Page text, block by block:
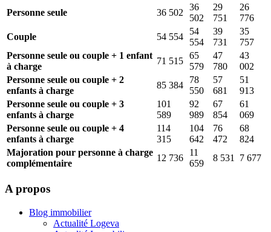
Personne seule
36 502
36
502
29
751
26
776
Couple
54 554
54
554
39
731
35
757
Personne seule ou couple + 1 enfant
à charge
71 515
65
579
47
780
43
002
Personne seule ou couple + 2
enfants à charge
85 384
78
550
57
681
51
913
Personne seule ou couple + 3
enfants à charge
101
589
92
989
67
854
61
069
Personne seule ou couple + 4
enfants à charge
114
315
104
642
76
472
68
824
Majoration pour personne à charge
complémentaire
12 736
11
659
8 531 7 677
A propos
Blog immobilier
Actualité Logeva